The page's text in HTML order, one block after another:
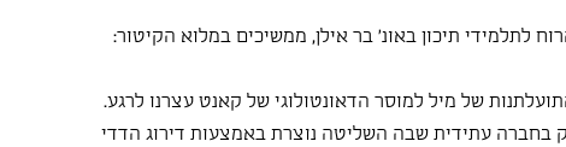
של מיל למוסר הדאונטולוגי של קאנט עצרנו לרגע.
עתידית שבה השליטה נוצרת באמצעות דירוג הדדי